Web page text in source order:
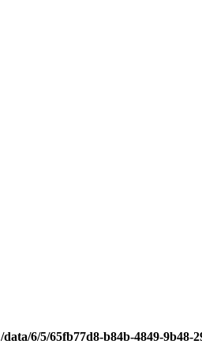
/data/6/5/65fb77d8-b84b-4849-